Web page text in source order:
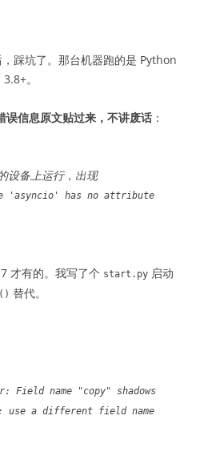
踩坑了。那台机器跑的是 Python
。
误信息原文贴过来，不讲废话 ：
设备上运行，出现
'asyncio' has no attribute
才有的。我写了个 start.py 启动
替代。
Field name "copy" shadows
use a different field name